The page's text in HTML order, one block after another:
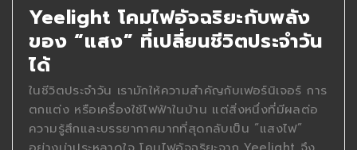
Yeelight โคมไฟอัจฉริยะกับพลัง
ของ “แสง” ที่เปลี่ยนชีวิตประจำวัน
ได้
ในชีวิตประจำวัน เรามักให้ความสำคัญกับเฟอร์นิเจอร์ การ
ตกแต่ง หรือเครื่องใช้ไฟฟ้าในบ้าน แต่สิ่งหนึ่งที่มีผลต่อ
ความรู้สึกและบรรยากาศมากที่สุดกลับเป็น “แสงไฟ”